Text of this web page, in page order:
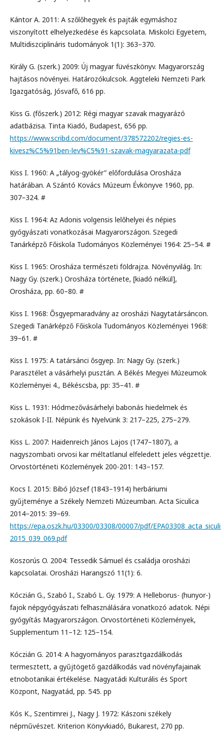
Kántor A. 2011: A szőlőhegyek és pajták egymáshoz
viszonyított elhelyezkedése és kapcsolata. Miskolci Egyetem,
Multidiszciplináris tudományok 1(1): 363–370.
Király G. (szerk.) 2009: Új magyar füvészkönyv. Magyarország
hajtásos növényei. Határozókulcsok. Aggteleki Nemzeti Park
Igazgatóság, Jósvafő, 616 pp.
Kiss G. (főszerk.) 2012: Régi magyar szavak magyarázó
adatbázisa. Tinta Kiadó, Budapest, 656 pp.
https://www.scribd.com/document/378572202/regies-es-
kivesz%C5%91ben-lev%C5%91-szavak-magyarazata-pdf
Kiss I. 1960: A „tályog-gyökér” előfordulása Orosháza
határában. A Szántó Kovács Múzeum Évkönyve 1960, pp.
307–324. #
Kiss I. 1964: Az Adonis volgensis lelőhelyei és népies
gyógyászati vonatkozásai Magyarországon. Szegedi
Tanárképző Főiskola Tudományos Közleményei 1964: 25–54. #
Kiss I. 1965: Orosháza természeti földrajza. Növényvilág. In:
Nagy Gy. (szerk.) Orosháza története, [kiadó nélkül],
Orosháza, pp. 60–80. #
Kiss I. 1968: Ősgyepmaradvány az orosházi Nagytatársáncon.
Szegedi Tanárképző Főiskola Tudományos Közleményei 1968:
39–61. #
Kiss I. 1975: A tatársánci ősgyep. In: Nagy Gy. (szerk.)
Parasztélet a vásárhelyi pusztán. A Békés Megyei Múzeumok
Közleményei 4., Békéscsba, pp: 35–41. #
Kiss L. 1931: Hódmezővásárhelyi babonás hiedelmek és
szokások I-II. Népünk és Nyelvünk 3: 217–225, 275–279.
Kiss L. 2007: Haidenreich János Lajos (1747–1807), a
nagyszombati orvosi kar méltatlanul elfeledett jeles végzettje.
Orvostörténeti Közlemények 200-201: 143–157.
Kocs I. 2015: Bibó József (1843–1914) herbáriumi
gyűjteménye a Székely Nemzeti Múzeumban. Acta Siculica
2014–2015: 39–69.
https://epa.oszk.hu/03300/03308/00007/pdf/
2015_039_069.pdf
Koszorús O. 2004: Tessedik Sámuel és családja orosházi
kapcsolatai. Orosházi Harangszó 11(1): 6.
Kóczián G., Szabó I., Szabó L. Gy. 1979: A Helleborus- (hunyor-)
fajok népgyógyászati felhasználására vonatkozó adatok. Népi
gyógyítás Magyarországon. Orvostörténeti Közlemények,
Supplementum 11–12: 125–154.
Kóczián G. 2014: A hagyományos parasztgazdálkodás
termesztett, a gyűjtögető gazdálkodás vad növényfajainak
etnobotanikai értékelése. Nagyatádi Kulturális és Sport
Központ, Nagyatád, pp. 545. pp
Kós K., Szentimrei J., Nagy J. 1972: Kászoni székely
népművészet. Kriterion Könyvkiadó, Bukarest, 270 pp.